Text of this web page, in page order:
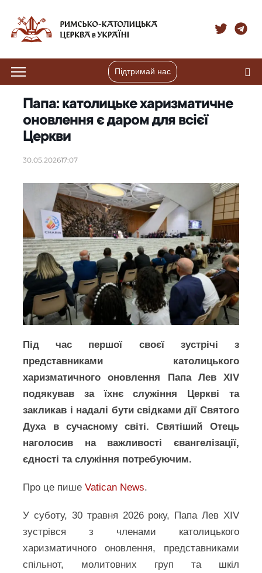
Підтримай нас
Папа: католицьке харизматичне
оновлення є даром для всієї
Церкви
30.05.202617:07
Під час першої своєї зустрічі з
представниками католицького
харизматичного оновлення Папа Лев XIV
подякував за їхнє служіння Церкві та
закликав і надалі бути свідками дії Святого
Духа в сучасному світі. Святіший Отець
наголосив на важливості євангелізації,
єдності та служіння потребуючим.
Про це пишеVatican News.
У суботу, 30 травня 2026 року, Папа Лев XIV
зустрівся з членами католицького
харизматичного оновлення, представниками
спільнот, молитовних груп та шкіл